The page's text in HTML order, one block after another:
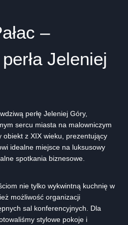
–
Jeleniej
perłę Jeleniej Góry,
sercu miasta na malowniczym
obiekt z XIX wieku, prezentujący
idealne miejsce na luksusowy
spotkania biznesowe.
nie tylko wykwintną kuchnię w
możliwość organizacji
sal konferencyjnych. Dla
stylowe pokoje i